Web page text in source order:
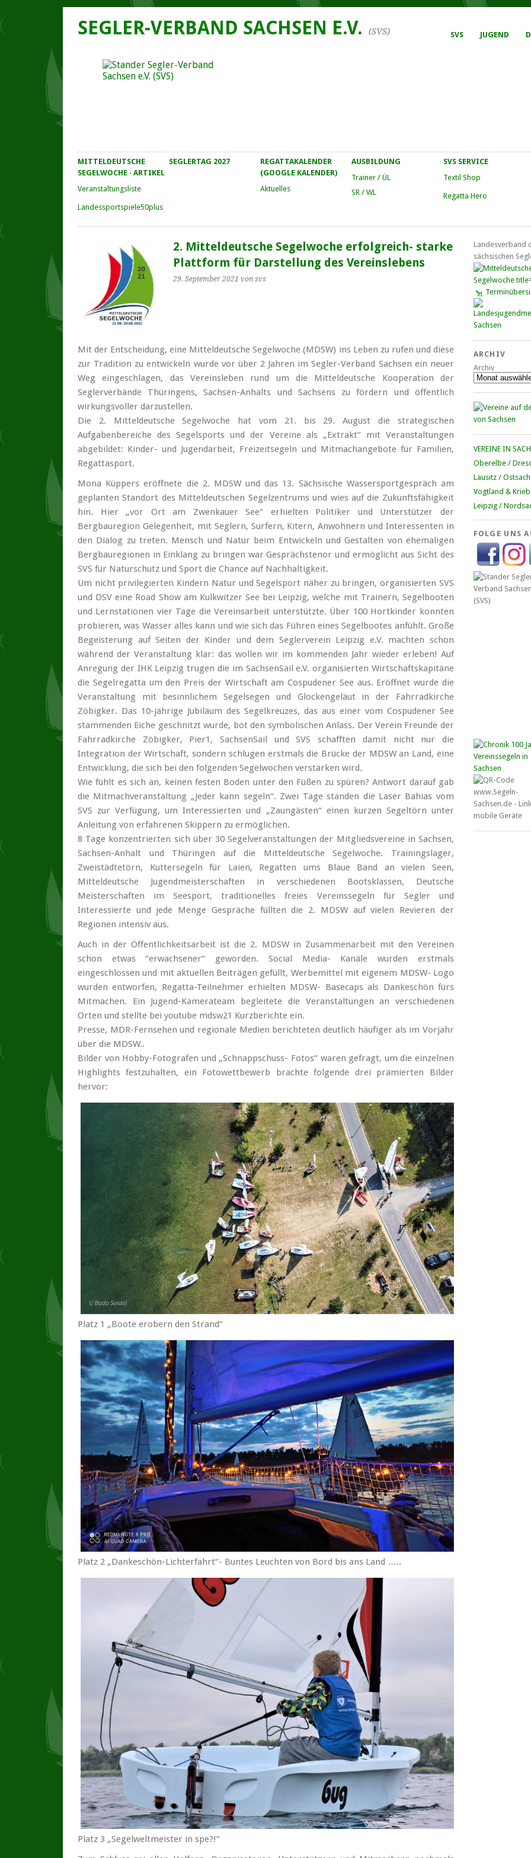
SVS JUGEND
SEGLER-VERBAND SACHSEN E.V. (SVS)
MITTELDEUTSCHE
SEGELWOCHE · ARTIKEL
Veranstaltungs­liste
Landessportspiele50plus
SEGLERTAG 2027
REGATTAKALENDER
(GOOGLE KALENDER)
Aktuelles
AUSBILDUNG
Trainer / ÜL
SR / WL
SVS SERVICE
Textil Shop
Regatta Hero
2. Mitteldeutsche Segelwoche erfolgreich- starke
Plattform für Darstellung des Vereinslebens
29. September 2021 von svs
Mit der Entscheidung, eine Mitteldeutsche Segelwoche (MDSW) ins Leben zu rufen und diese
zur Tradition zu entwickeln wurde vor über 2 Jahren im Segler-Verband Sachsen ein neuer
Weg eingeschlagen, das Vereinsleben rund um die Mitteldeutsche Kooperation der
Seglerverbände Thüringens, Sachsen-Anhalts und Sachsens zu fördern und öffentlich
wirkungsvoller darzustellen.
Die 2. Mitteldeutsche Segelwoche hat vom 21. bis 29. August die strategischen
Aufgabenbereiche des Segelsports und der Vereine als „Extrakt“ mit Veranstaltungen
abgebildet: Kinder- und Jugendarbeit, Freizeitsegeln und Mitmachangebote für Familien,
Regattasport.
Mona Küppers eröffnete die 2. MDSW und das 13. Sächsische Wassersportgespräch am
geplanten Standort des Mitteldeutschen Segelzentrums und wies auf die Zukunftsfähigkeit
hin. Hier „vor Ort am Zwenkauer See“ erhielten Politiker und Unterstützer der
Bergbauregion Gelegenheit, mit Seglern, Surfern, Kitern, Anwohnern und Interessenten in
den Dialog zu treten. Mensch und Natur beim Entwickeln und Gestalten von ehemaligen
Bergbauregionen in Einklang zu bringen war Gesprächstenor und ermöglicht aus Sicht des
SVS für Naturschutz und Sport die Chance auf Nachhaltigkeit.
Um nicht privilegierten Kindern Natur und Segelsport näher zu bringen, organisierten SVS
und DSV eine Road Show am Kulkwitzer See bei Leipzig, welche mit Trainern, Segelbooten
und Lernstationen vier Tage die Vereinsarbeit unterstützte. Über 100 Hortkinder konnten
probieren, was Wasser alles kann und wie sich das Führen eines Segelbootes anfühlt. Große
Begeisterung auf Seiten der Kinder und dem Seglerverein Leipzig e.V. machten schon
während der Veranstaltung klar: das wollen wir im kommenden Jahr wieder erleben! Auf
Anregung der IHK Leipzig trugen die im SachsenSail e.V. organisierten Wirtschaftskapitäne
die Segelregatta um den Preis der Wirtschaft am Cospudener See aus. Eröffnet wurde die
Veranstaltung mit besinnlichem Segelsegen und Glockengeläut in der Fahrradkirche
Zöbigker. Das 10-jährige Jubiläum des Segelkreuzes, das aus einer vom Cospudener See
stammenden Eiche geschnitzt wurde, bot den symbolischen Anlass. Der Verein Freunde der
Fahrradkirche Zöbigker, Pier1, SachsenSail und SVS schafften damit nicht nur die
Integration der Wirtschaft, sondern schlugen erstmals die Brücke der MDSW an Land, eine
Entwicklung, die sich bei den folgenden Segelwochen verstärken wird.
Wie fühlt es sich an, keinen festen Boden unter den Füßen zu spüren? Antwort darauf gab
die Mitmachveranstaltung „Jeder kann segeln“. Zwei Tage standen die Laser Bahias vom
SVS zur Verfügung, um Interessierten und „Zaungästen“ einen kurzen Segeltörn unter
Anleitung von erfahrenen Skippern zu ermöglichen.
8 Tage konzentrierten sich über 30 Segelveranstaltungen der Mitgliedsvereine in Sachsen,
Sachsen-Anhalt und Thüringen auf die Mitteldeutsche Segelwoche. Trainingslager,
Zweistädtetörn, Kuttersegeln für Laien, Regatten ums Blaue Band an vielen Seen,
Mitteldeutsche Jugendmeisterschaften in verschiedenen Bootsklassen, Deutsche
Meisterschaften im Seesport, traditionelles freies Vereinssegeln für Segler und
Interessierte und jede Menge Gespräche füllten die 2. MDSW auf vielen Revieren der
Regionen intensiv aus.
Auch in der Öffentlichkeitsarbeit ist die 2. MDSW in Zusammenarbeit mit den Vereinen
schon etwas “erwachsener“ geworden. Social Media- Kanäle wurden erstmals
eingeschlossen und mit aktuellen Beiträgen gefüllt, Werbemittel mit eigenem MDSW- Logo
wurden entworfen, Regatta-Teilnehmer erhielten MDSW- Basecaps als Dankeschön fürs
Mitmachen. Ein Jugend-Kamerateam begleitete die Veranstaltungen an verschiedenen
Orten und stellte bei youtube mdsw21 Kurzberichte ein.
Presse, MDR-Fernsehen und regionale Medien berichteten deutlich häufiger als im Vorjahr
über die MDSW..
Bilder von Hobby-Fotografen und „Schnappschuss- Fotos“ waren gefragt, um die einzelnen
Highlights festzuhalten, ein Fotowettbewerb brachte folgende drei prämierten Bilder
hervor:
Platz 1 „Boote erobern den Strand“
Platz 2 „Dankeschön-Lichterfahrt“- Buntes Leuchten von Bord bis ans Land …..
Platz 3 „Segelweltmeister in spe?!“
Landesverband
sächsischen
ARCHIV
Archiv
VEREINE IN
Oberelbe /
Lausitz /
Vogtland &
Leipzig /
FOLGE UNS